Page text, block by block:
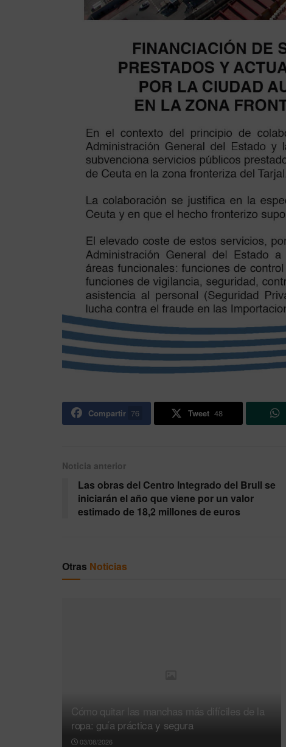
Compartir 76 Tweet 48
Noticia anterior
Las obras del Centro Integrado del Brull se
iniciarán el año que viene por un valor
estimado de 18,2 millones de euros
Otras Noticias
Cómo quitar las manchas más difíciles de la
ropa: guía práctica y segura
03/08/2026